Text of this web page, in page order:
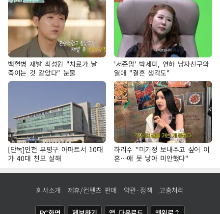
백혈병 재발 최성원 "치료가 날
죽이는 것 같았다" 눈물
'서준맘' 박세미, 연하 남자친구와
열애 "결혼 생각도"
[단독]인천 부평구 아파트서 10대
가 40대 친모 살해
하리수 "미키정 보내주고 싶어 이
혼…애 못 낳아 미안했다"
회사소개 제휴/컨텐츠 판매 약관·정책 고충처리